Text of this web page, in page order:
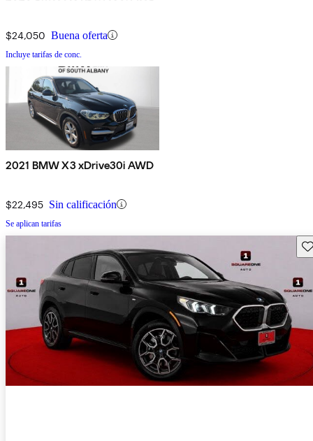
$24,050 Buena oferta
Incluye tarifas de conc.
2021 BMW X3 xDrive30i AWD
$22,495 Sin calificación
Se aplican tarifas